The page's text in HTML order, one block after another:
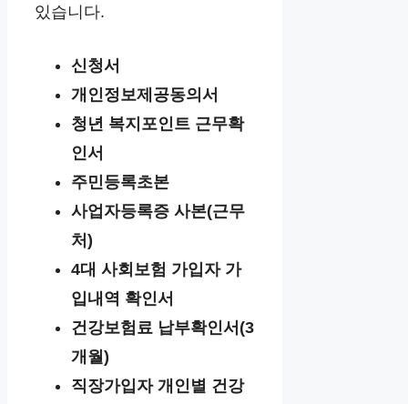
있습니다.
신청서
개인정보제공동의서
청년 복지포인트 근무확
인서
주민등록초본
사업자등록증 사본(근무
처)
4대 사회보험 가입자 가
입내역 확인서
건강보험료 납부확인서(3
개월)
직장가입자 개인별 건강